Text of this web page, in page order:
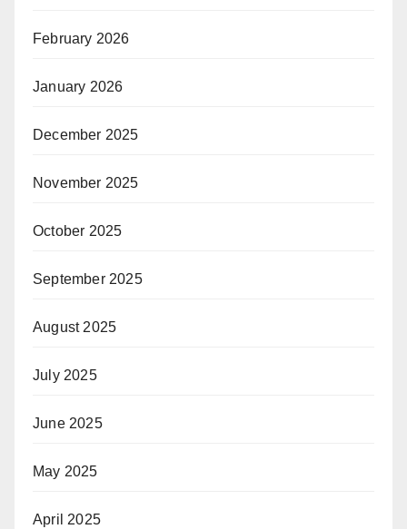
February 2026
January 2026
December 2025
November 2025
October 2025
September 2025
August 2025
July 2025
June 2025
May 2025
April 2025